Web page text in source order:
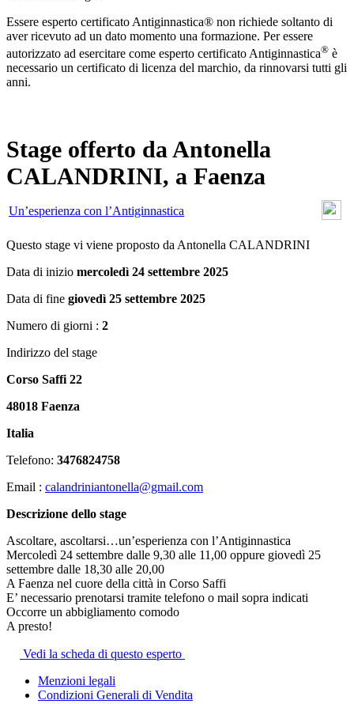
Essere esperto certificato Antiginnastica® non richiede soltanto di
aver ricevuto ad un dato momento una formazione. Per essere
autorizzato ad esercitare come esperto certificato Antiginnastica® è
necessario un certificato di licenza del marchio, da rinnovarsi tutti gli
anni.
Stage offerto da Antonella
CALANDRINI, a Faenza
Un’esperienza con l’Antiginnastica
Questo stage vi viene proposto da Antonella CALANDRINI
Data di inizio mercoledì 24 settembre 2025
Data di fine giovedì 25 settembre 2025
Numero di giorni : 2
Indirizzo del stage
Corso Saffi 22
48018 Faenza
Italia
Telefono: 3476824758
Email : calandriniantonella@gmail.com
Descrizione dello stage
Ascoltare, ascoltarsi…un’esperienza con l’Antiginnastica
Mercoledì 24 settembre dalle 9,30 alle 11,00 oppure giovedì 25
settembre dalle 18,30 alle 20,00
A Faenza nel cuore della città in Corso Saffi
E’ necessario prenotarsi tramite telefono o mail sopra indicati
Occorre un abbigliamento comodo
A presto!
Vedi la scheda di questo esperto
Menzioni legali
Condizioni Generali di Vendita